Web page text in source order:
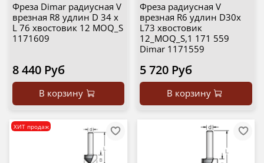
Фреза Dimar радиусная V
врезная R8 удлин D 34 x
L 76 хвостовик 12 MOQ_S
1171609
8 440 Руб
В корзину
Фреза радиусная V
врезная R6 удлин D30x
L73 хвостовик
12_MOQ_S,1 171 559
Dimar 1171559
5 720 Руб
В корзину
ХИТ продаж